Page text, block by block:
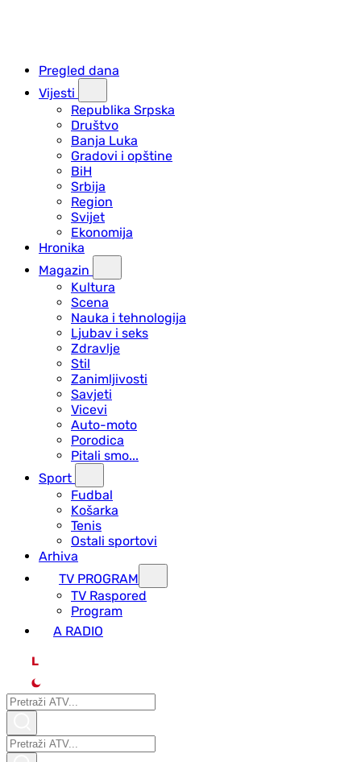
Pregled dana
Vijesti
Republika Srpska
Društvo
Banja Luka
Gradovi i opštine
BiH
Srbija
Region
Svijet
Ekonomija
Hronika
Magazin
Kultura
Scena
Nauka i tehnologija
Ljubav i seks
Zdravlje
Stil
Zanimljivosti
Savjeti
Vicevi
Auto-moto
Porodica
Pitali smo...
Sport
Fudbal
Košarka
Tenis
Ostali sportovi
Arhiva
TV PROGRAM
ТV Raspored
Program
A RADIO
L